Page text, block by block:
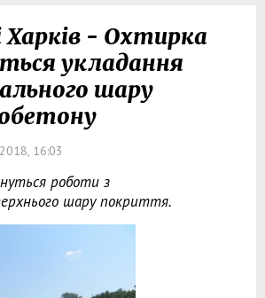
Харків - Охтирка
укладання
шару
16:03
роботи з
шару покриття.